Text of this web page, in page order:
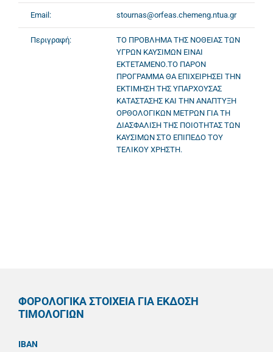
Email: stournas@orfeas.chemeng.ntua.gr
Περιγραφή:
ΤΟ ΠΡΟΒΛΗΜΑ ΤΗΣ ΝΟΘΕΙΑΣ ΤΩΝ
ΥΓΡΩΝ ΚΑΥΣΙΜΩΝ ΕΙΝΑΙ
ΕΚΤΕΤΑΜΕΝΟ.ΤΟ ΠΑΡΟΝ
ΠΡΟΓΡΑΜΜΑ ΘΑ ΕΠΙΧΕΙΡΗΣΕΙ ΤΗΝ
ΕΚΤΙΜΗΣΗ ΤΗΣ ΥΠΑΡΧΟΥΣΑΣ
ΚΑΤΑΣΤΑΣΗΣ ΚΑΙ ΤΗΝ ΑΝΑΠΤΥΞΗ
ΟΡΘΟΛΟΓΙΚΩΝ ΜΕΤΡΩΝ ΓΙΑ ΤΗ
ΔΙΑΣΦΑΛΙΣΗ ΤΗΣ ΠΟΙΟΤΗΤΑΣ ΤΩΝ
ΚΑΥΣΙΜΩΝ ΣΤΟ ΕΠΙΠΕΔΟ ΤΟΥ
ΤΕΛΙΚΟΥ ΧΡΗΣΤΗ.
ΦΟΡΟΛΟΓΙΚΑ ΣΤΟΙΧΕΙΑ ΓΙΑ ΕΚΔΟΣΗ
ΤΙΜΟΛΟΓΙΩΝ
IBAN